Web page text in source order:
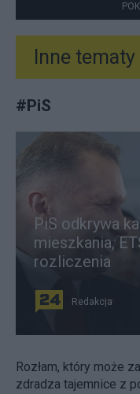
Inne
#PiS
PiS odkrywa
mieszkania,
rozliczenia
Redakcja
Rozłam, który może
zdradza tajemnice z